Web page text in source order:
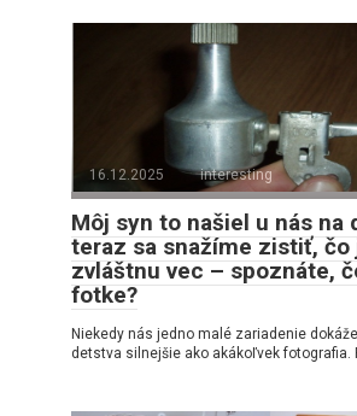
16.12.2025 interesting
Môj syn to našiel u nás na
teraz sa snažíme zistiť, čo
zvláštnu vec – spoznáte,
fotke?
Niekedy nás jedno malé zariadenie
detstva silnejšie ako akákoľvek fotografia.